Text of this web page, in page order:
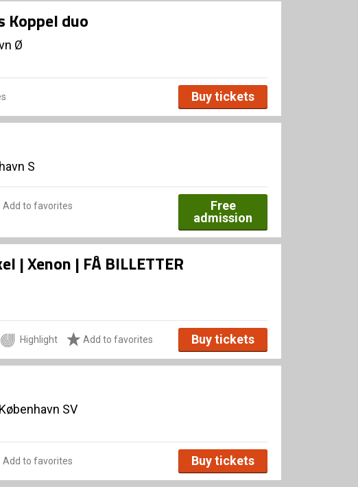
Koppel duo
Ø
Buy tickets
S
Add to favorites
Free
admission
| Xenon | FÅ BILLETTER
Highlight Add to favorites Buy tickets
SV
Add to favorites Buy tickets